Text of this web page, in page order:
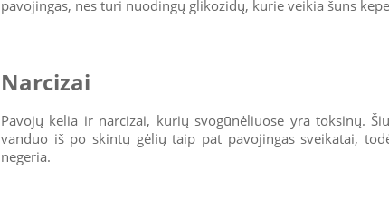
pavojingas, nes turi nuodingų glikozidų, kurie veikia šuns
Narcizai
Pavojų kelia ir narcizai, kurių svogūnėliuose yra toksinų.
vanduo iš po skintų gėlių taip pat pavojingas sveikatai,
negeria.